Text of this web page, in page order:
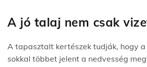
A jó talaj nem csak
A tapasztalt kertészek tudják, hogy
sokkal többet jelent a nedvesség